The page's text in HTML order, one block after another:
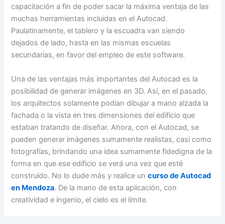
capacitación a fin de poder sacar la máxima ventaja de las
muchas herramientas incluidas en el Autocad.
Paulatinamente, el tablero y la escuadra van siendo
dejados de lado, hasta en las mismas escuelas
secundarias, en favor del empleo de este software.
Una de las ventajas más importantes del Autocad es la
posibilidad de generar imágenes en 3D. Así, en el pasado,
los arquitectos solamente podían dibujar a mano alzada la
fachada o la vista en tres dimensiones del edificio que
estaban tratando de diseñar. Ahora, con el Autocad, se
pueden generar imágenes sumamente realistas, casi como
fotografías, brindando una idea sumamente fidedigna de la
forma en que ese edificio se verá una vez que esté
construido. No lo dude más y realice uncurso de Autocad
en Mendoza. De la mano de esta aplicación, con
creatividad e ingenio, el cielo es el límite.